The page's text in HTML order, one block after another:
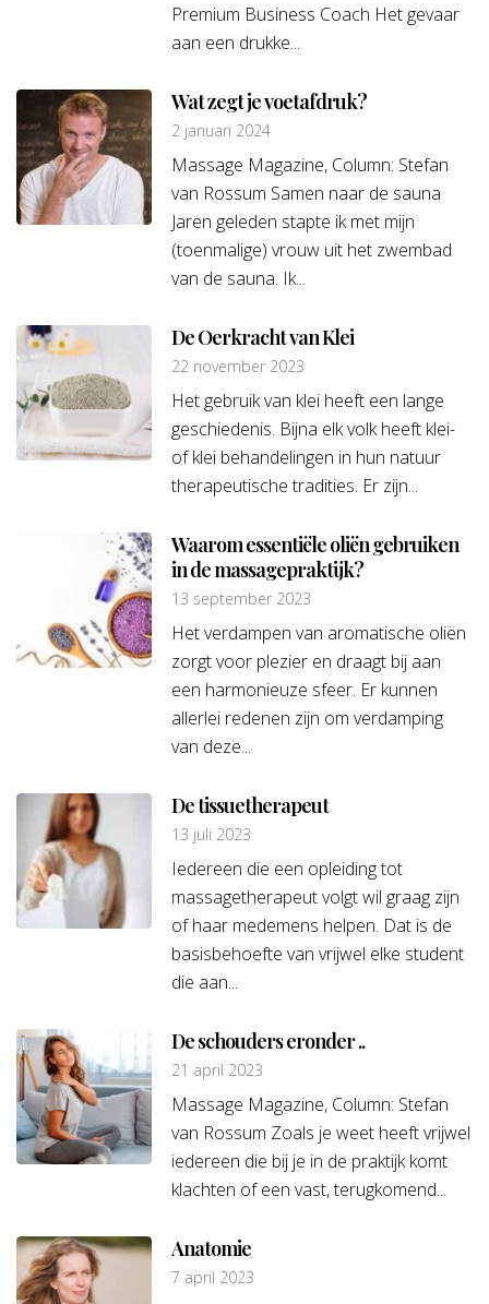
Premium Business Coach Het gevaar
aan een drukke...
Wat zegt je voetafdruk?
2 januari 2024
Massage Magazine, Column: Stefan
van Rossum Samen naar de sauna
Jaren geleden stapte ik met mijn
(toenmalige) vrouw uit het zwembad
van de sauna. Ik...
De Oerkracht van Klei
22 november 2023
Het gebruik van klei heeft een lange
geschiedenis. Bijna elk volk heeft klei-
of klei behandelingen in hun natuur
therapeutische tradities. Er zijn...
Waarom essentiële oliën gebruiken
in de massagepraktijk?
13 september 2023
Het verdampen van aromatische oliën
zorgt voor plezier en draagt bij aan
een harmonieuze sfeer. Er kunnen
allerlei redenen zijn om verdamping
van deze...
De tissuetherapeut
13 juli 2023
Iedereen die een opleiding tot
massagetherapeut volgt wil graag zijn
of haar medemens helpen. Dat is de
basisbehoefte van vrijwel elke student
die aan...
De schouders eronder ..
21 april 2023
Massage Magazine, Column: Stefan
van Rossum Zoals je weet heeft vrijwel
iedereen die bij je in de praktijk komt
klachten of een vast, terugkomend...
Anatomie
7 april 2023